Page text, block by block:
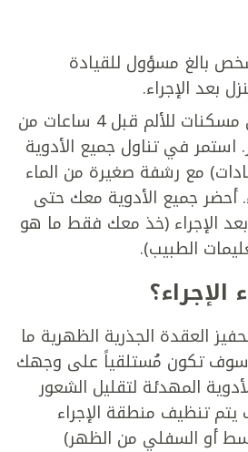
بالغ مسؤول للقيادة
بعد الإجراء.
توقف عن تناول أي مسكنات للألم قبل 4 ساعات من
استمر في تناول جميع الأدوية
مع رشفة صغيرة من الماء
أحضر جميع الأدوية معك حتى
الإجراء (خذ معك فقط ما هو
الطبيب).
الإجراء؟
العقدة الجذرية الظهرية ما
دقيقة. سوف تكون مُستلقياً على وجهك
المهدئة لتقليل الشعور
تنظيف منطقة الإجراء
أو السفلي من الظهر)